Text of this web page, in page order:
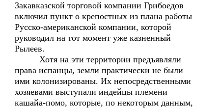
Закавказской торговой компании Грибоедов
включил пункт о крепостных из плана работы
Русско-американской компании, которой
руководил на тот момент уже казненный
Рылеев.
Хотя на эти территории предъявляли
права испанцы, земли практически не были
ими колонизированы. Их непосредственными
хозяевами выступали индейцы племени
кашайа-помо, которые, по некоторым данным,